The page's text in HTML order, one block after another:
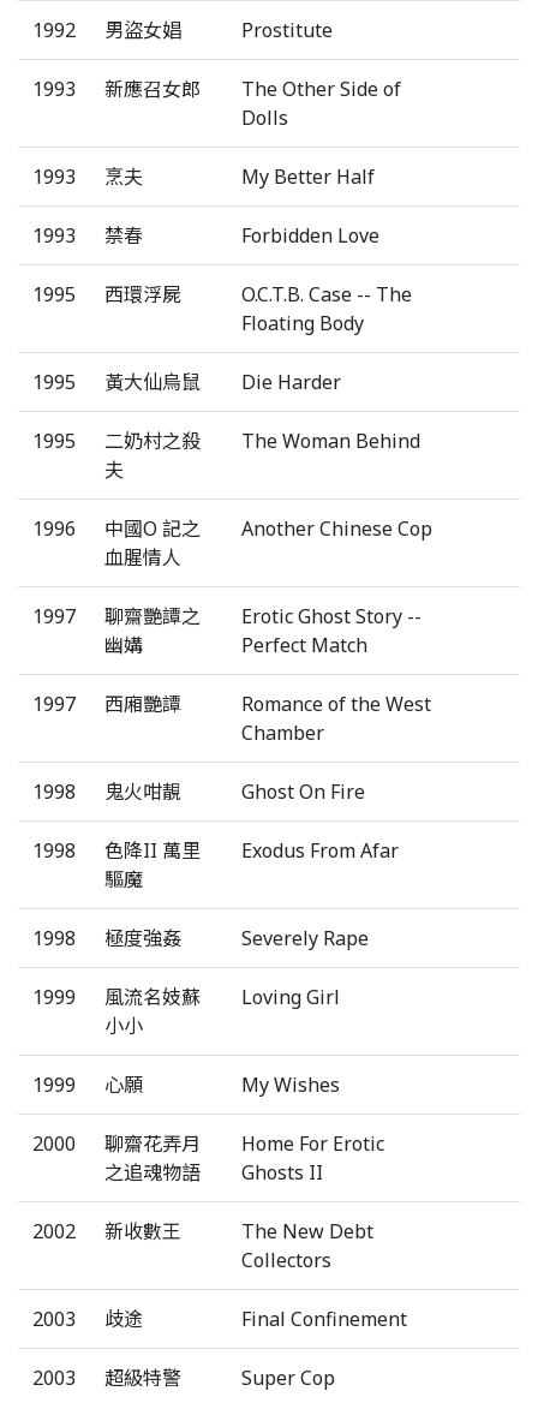
1992 男盜女娼 Prostitute
1993 新應召女郎
The Other Side of
Dolls
1993 烹夫 My Better Half
1993 禁春 Forbidden Love
1995 西環浮屍
O.C.T.B. Case -- The
Floating Body
1995 黃大仙烏鼠 Die Harder
1995
二奶村之殺
夫
The Woman Behind
1996
中國O 記之
血腥情人
Another Chinese Cop
1997
聊齋艷譚之
幽媾
Erotic Ghost Story --
Perfect Match
1997 西廂艷譚
Romance of the West
Chamber
1998 鬼火咁靚 Ghost On Fire
1998
色降II 萬里
驅魔
Exodus From Afar
1998 極度強姦 Severely Rape
1999
風流名妓蘇
小小
Loving Girl
1999 心願 My Wishes
2000
聊齋花弄月
之追魂物語
Home For Erotic
Ghosts II
2002 新收數王
The New Debt
Collectors
2003 歧途 Final Confinement
2003 超級特警 Super Cop